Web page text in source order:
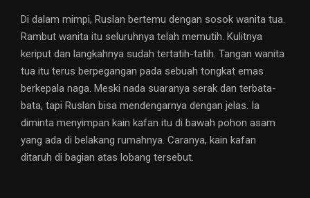
Di dalam mimpi, Ruslan bertemu dengan sosok wanita tua.
Rambut wanita itu seluruhnya telah memutih. Kulitnya
keriput dan langkahnya sudah tertatih-tatih. Tangan wanita
tua itu terus berpegangan pada sebuah tongkat emas
berkepala naga. Meski nada suaranya serak dan terbata-
bata, tapi Ruslan bisa mendengarnya dengan jelas. Ia
diminta menyimpan kain kafan itu di bawah pohon asam
yang ada di belakang rumahnya. Caranya, kain kafan
ditaruh di bagian atas lobang tersebut.